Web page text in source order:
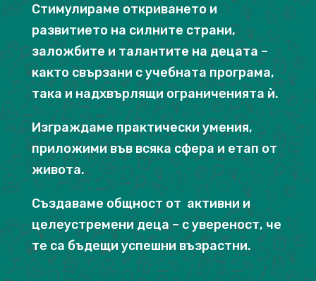
Стимулираме откриването и
развитието на силните страни,
заложбите и талантите на децата –
както свързани с учебната програма,
така и надхвърлящи ограниченията ѝ.
Изграждаме практически умения,
приложими във всяка сфера и етап от
живота.
Създаваме общност от активни и
целеустремени деца – с увереност, че
те са бъдещи успешни възрастни.